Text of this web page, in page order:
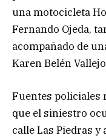
una motocicleta
Fernando Ojeda,
acompañado de
Karen Belén
Fuentes policiales
que el siniestro
calle Las Piedras